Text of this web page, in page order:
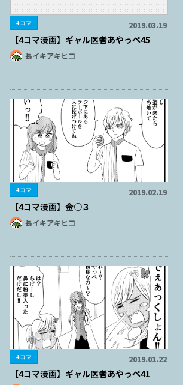
4コマ 2019.03.19
【4コマ漫画】ギャル医者あやっぺ45
長イキアキヒコ
4コマ 2019.02.19
【4コマ漫画】金○３
長イキアキヒコ
4コマ 2019.01.22
【4コマ漫画】ギャル医者あやっぺ41